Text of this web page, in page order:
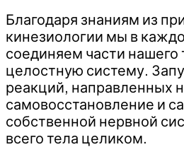
Благодаря знаниям из
кинезиологии мы в
соединяем части нашего
целостную систему.
реакций, направленных
самовосстановление и
собственной нервной
всего тела целиком.